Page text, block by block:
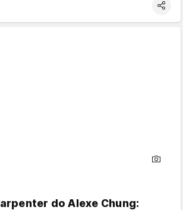
do Alexe Chung: